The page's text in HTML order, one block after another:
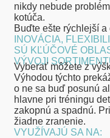
nikdy nebude
kotúča.
Buďte ešte rýchlejší a
INOVÁCIA,
SÚ KĽÚČOVÉ
VÝVOJI
Vyberať môžete z
Výhodou týchto
o ne sa buď posunú
hlavne pri tréningu
zakopnú a spadnú.
žiadne zranenie.
VYUŽÍVAJÚ SA NA: